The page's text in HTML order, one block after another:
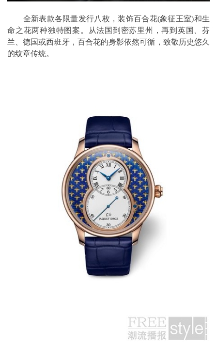
全新表款各限量发行八枚，装饰百合花(象征王室)和生
命之花两种独特图案。从法国到密苏里州，再到英国、芬
兰、德国或西班牙，百合花的身影依然可循，致敬历史悠久
的纹章传统。